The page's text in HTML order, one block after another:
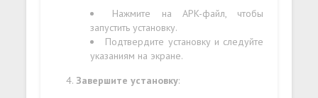
Нажмите на APK-файл, чтобы
запустить установку.
Подтвердите установку и следуйте
указаниям на экране.
Завершите установку: